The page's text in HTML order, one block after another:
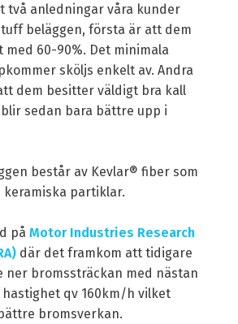
två anledningar våra kunder
beläggen, första är att dem
med 60-90%. Det minimala
sköljs enkelt av. Andra
dem besitter väldigt bra kall
sedan bara bättre upp i
består av Kevlar® fiber som
partiklar.
på Motor Industries Research
där det framkom att tidigare
ner bromssträckan med nästan
qv 160km/h vilket
bromsverkan.